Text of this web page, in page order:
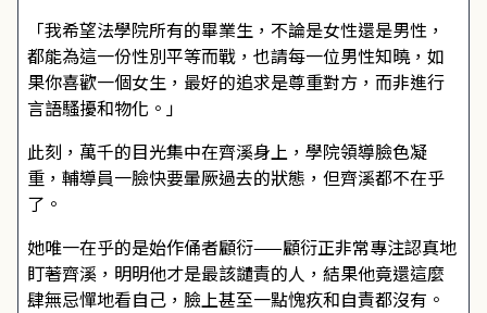
「我希望法學院所有的畢業生，不論是女性還是男性，
都能為這一份性別平等而戰，也請每一位男性知曉，如
果你喜歡一個女生，最好的追求是尊重對方，而非進行
言語騷擾和物化。」
此刻，萬千的目光集中在齊溪身上，學院領導臉色凝
重，輔導員一臉快要暈厥過去的狀態，但齊溪都不在乎
了。
她唯一在乎的是始作俑者顧衍——顧衍正非常專注認真地
盯著齊溪，明明他才是最該譴責的人，結果他竟還這麼
肆無忌憚地看自己，臉上甚至一點愧疚和自責都沒有。